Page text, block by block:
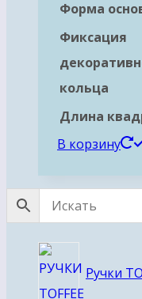
Форма
Фиксация
кольца
Длина
В корзину
Ручки